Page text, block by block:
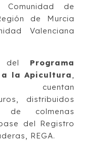
de
de Murcia
Valenciana
del Programa
a la Apicultura,
cuentan
distribuidos
colmenas
del Registro
REGA.